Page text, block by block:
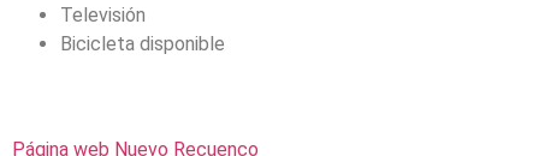
Televisión
Bicicleta disponible
Página web Nuevo Recuenco